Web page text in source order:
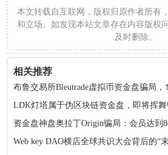
本文转载自互联网，版权归原作者所有
和立场。如发现本站文章存在内容版权
及时删除。
相关推荐
LDK灯塔属于伪区块链资金盘，即将挥舞
Web key DAO横店全球共识大会背后的“